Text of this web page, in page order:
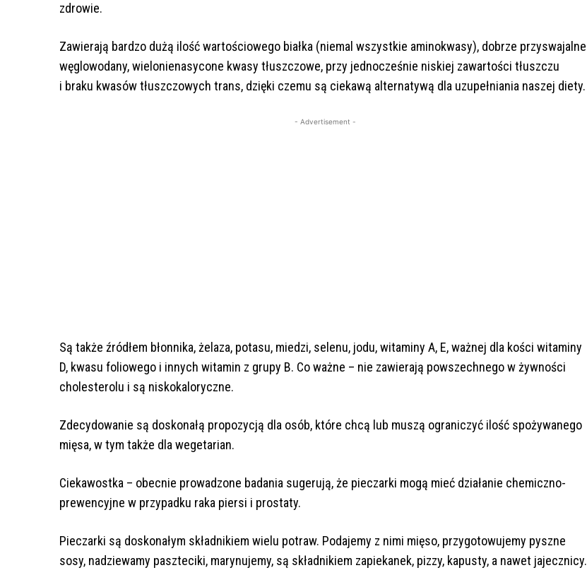
zdrowie.
Zawierają bardzo dużą ilość wartościowego białka (niemal wszystkie aminokwasy), dobrze przyswajalne
węglowodany, wielonienasycone kwasy tłuszczowe, przy jednocześnie niskiej zawartości tłuszczu
i braku kwasów tłuszczowych trans, dzięki czemu są ciekawą alternatywą dla uzupełniania naszej diety.
- Advertisement -
Są także źródłem błonnika, żelaza, potasu, miedzi, selenu, jodu, witaminy A, E, ważnej dla kości witaminy
D, kwasu foliowego i innych witamin z grupy B. Co ważne – nie zawierają powszechnego w żywności
cholesterolu i są niskokaloryczne.
Zdecydowanie są doskonałą propozycją dla osób, które chcą lub muszą ograniczyć ilość spożywanego
mięsa, w tym także dla wegetarian.
Ciekawostka – obecnie prowadzone badania sugerują, że pieczarki mogą mieć działanie chemiczno-
prewencyjne w przypadku raka piersi i prostaty.
Pieczarki są doskonałym składnikiem wielu potraw. Podajemy z nimi mięso, przygotowujemy pyszne
sosy, nadziewamy paszteciki, marynujemy, są składnikiem zapiekanek, pizzy, kapusty, a nawet jajecznicy.